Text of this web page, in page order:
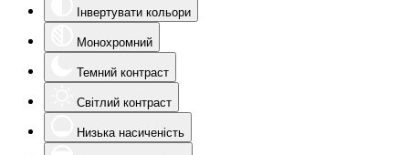
Інвертувати кольори
Монохромний
Темний контраст
Світлий контраст
Низька насиченість